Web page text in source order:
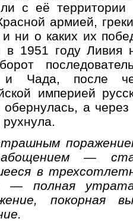
с её территории
армией,
ни о каких их
1951 году Ливия
и Чада, после
империей
обернулась, а
—
в
— полная утрата
покорная